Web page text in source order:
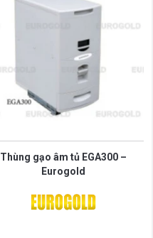
Thùng gạo âm tủ EGA300 –
Eurogold